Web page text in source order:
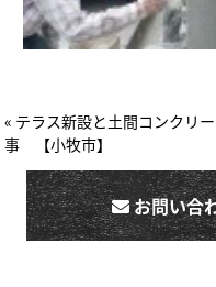
« テラス新設と土間コンクリ
事 【小牧市】
お問い合